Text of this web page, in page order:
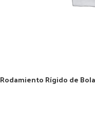
Rodamiento Rígido de